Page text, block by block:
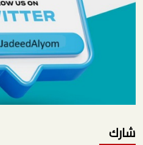
شارك